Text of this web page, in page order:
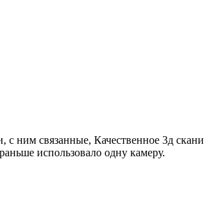
ним связанные, Качественное 3д
использовало одну камеру.